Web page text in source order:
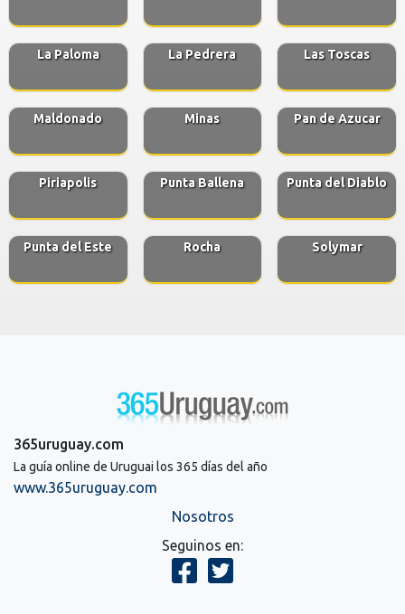
La Paloma La Pedrera Las Toscas
Maldonado Minas Pan de Azucar
Piriapolis Punta Ballena Punta del Diablo
Punta del Este Rocha Solymar
365uruguay.com
La guía online de Uruguai los 365 días del año
www.365uruguay.com
Nosotros
Seguinos en: